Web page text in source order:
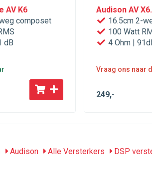
AV K6
composet
dB
Audison AV
16.5cm 2-
100 Watt
4 Ohm |
Vraag ons naar
249,-
Audison Alle Versterkers
DSP